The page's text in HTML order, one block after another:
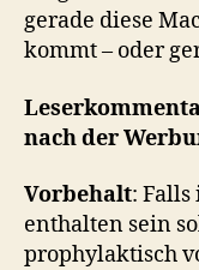
gerade diese
kommt – oder
nach der
Vorbehalt:
enthalten sein
prophylaktisch